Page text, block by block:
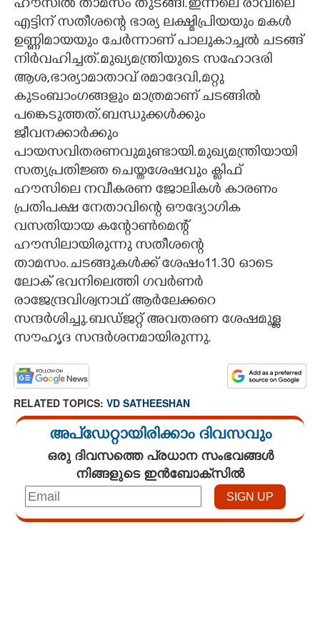
ZOOM
CONTACT US
ഹൗസിൽ താമസം തുടങ്ങി.ഇന്നലെ രാവിലെ
എട്ടിന് സതീശന്റെ ഭാര്യ ലക്ഷ്മിപ്രിയയും മകൾ
ഉണ്ണിമായയും ചേർന്നാണ് പാലുകാച്ചൽ ചടങ്ങ്
നിർവഹിച്ചത്.മുഖ്യമന്ത്രിയുടെ സഹോദരി
ആശ,ഭാര്യാമാതാവ് രമാദേവി,മറ്റു
കുടംബാംഗങ്ങളും മാത്രമാണ് ചടങ്ങിൽ
പങ്കെടുത്തത്.ബന്ധുക്കൾക്കും
ജീവനക്കാർക്കും
പായസവിതരണവുമുണ്ടായി.മുഖ്യമന്ത്രിയായി
സത്യപ്രതിജ്ഞ ചെയ്തശേഷവും ക്ലിഫ്
ഹൗസിലെ നവീകരണ ജോലികൾ കാരണം
പ്രതിപക്ഷ നേതാവിന്റെ ഔദ്യോഗിക
വസതിയായ കന്റോൺമെന്റ്
ഹൗസിലായിരുന്നു സതീശന്റെ
താമസം.ചടങ്ങുകൾക്ക് ശേഷം11.30 ഓടെ
ലോക് ഭവനിലെത്തി ഗവർണർ
രാജേന്ദ്രവിശ്വനാഥ് ആർലേക്കറെ
സന്ദർശിച്ചു.ബഡ്ജറ്റ് അവതരണ ശേഷമുള്ള
സൗഹൃദ സന്ദർശനമായിരുന്നു.
RELATED TOPICS: VD SATHEESHAN
അപ്ഡേറ്റായിരിക്കാം ദിവസവും
ഒരു ദിവസത്തെ പ്രധാന സംഭവങ്ങൾ
നിങ്ങളുടെ ഇൻബോക്സിൽ